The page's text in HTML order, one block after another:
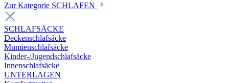
Zur Kategorie SCHLAFEN
SCHLAFSÄCKE
Deckenschlafsäcke
Mumienschlafsäcke
Kinder-/Jugendschlafsäcke
Innenschlafsäcke
UNTERLAGEN